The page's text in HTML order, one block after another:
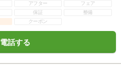
アフター
フェア
保証
整備
クーポン
電話する